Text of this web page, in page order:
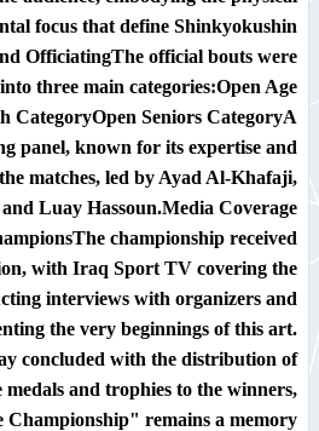
focus that define Shinkyokushin
OfficiatingThe official bouts were
three main categories:Open Age
CategoryOpen Seniors CategoryA
panel, known for its expertise and
matches, led by Ayad Al-Khafaji,
Luay Hassoun.Media Coverage
The championship received
with Iraq Sport TV covering the
interviews with organizers and
the very beginnings of this art.
concluded with the distribution of
medals and trophies to the winners,
Championship" remains a memory